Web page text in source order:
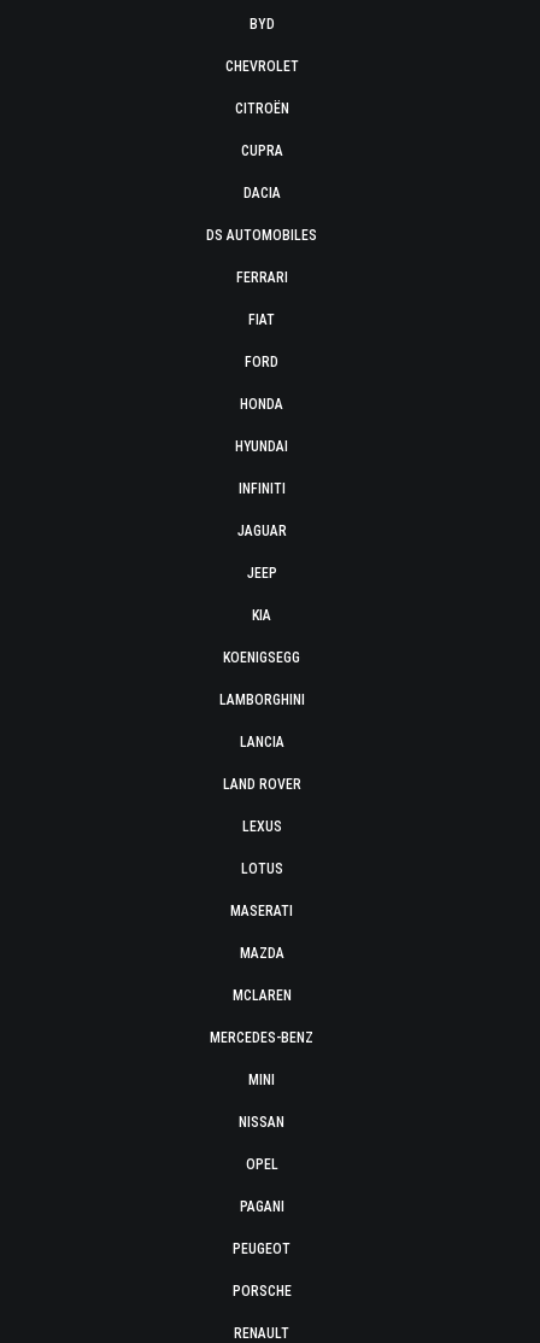
BYD
CHEVROLET
CITROËN
CUPRA
DACIA
DS AUTOMOBILES
FERRARI
FIAT
FORD
HONDA
HYUNDAI
INFINITI
JAGUAR
JEEP
KIA
KOENIGSEGG
LAMBORGHINI
LANCIA
LAND ROVER
LEXUS
LOTUS
MASERATI
MAZDA
MCLAREN
MERCEDES-BENZ
MINI
NISSAN
OPEL
PAGANI
PEUGEOT
PORSCHE
RENAULT